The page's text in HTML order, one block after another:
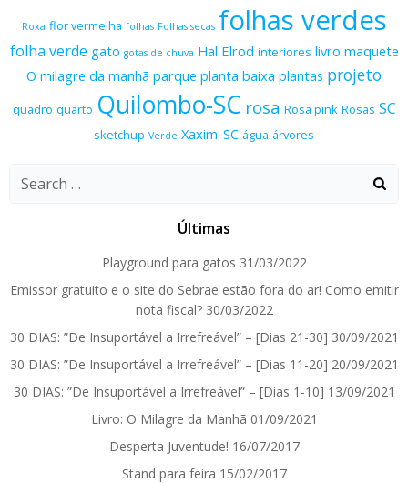
Roxa flor vermelha folhas Folhas secas folhas verdes
folha verde gato gotas de chuva Hal Elrod interiores livro maquete
O milagre da manhã parque planta baixa plantas projeto
quadro quarto Quilombo-SC rosa Rosa pink Rosas SC
sketchup Verde Xaxim-SC água árvores
Search
Últimas
Playground para gatos 31/03/2022
Emissor gratuito e o site do Sebrae estão fora do ar! Como emitir
nota fiscal? 30/03/2022
30 DIAS: ”De Insuportável a Irrefreável” – [Dias 21-30] 30/09/2021
30 DIAS: ”De Insuportável a Irrefreável” – [Dias 11-20] 20/09/2021
30 DIAS: ”De Insuportável a Irrefreável” – [Dias 1-10] 13/09/2021
Livro: O Milagre da Manhã 01/09/2021
Desperta Juventude! 16/07/2017
Stand para feira 15/02/2017